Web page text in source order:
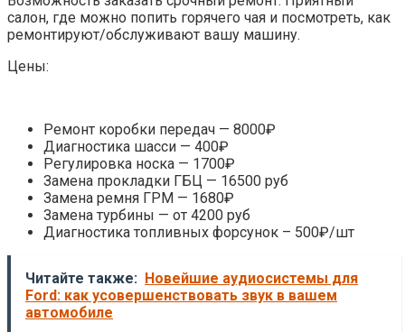
салон, где можно попить горячего чая и посмотреть, как
ремонтируют/обслуживают вашу машину.
Цены:
Ремонт коробки передач — 8000₽
Диагностика шасси — 400₽
Регулировка носка — 1700₽
Замена прокладки ГБЦ — 16500 руб
Замена ремня ГРМ — 1680₽
Замена турбины — от 4200 руб
Диагностика топливных форсунок – 500₽/шт
Читайте также: Новейшие аудиосистемы для
Ford: как усовершенствовать звук в вашем
автомобиле